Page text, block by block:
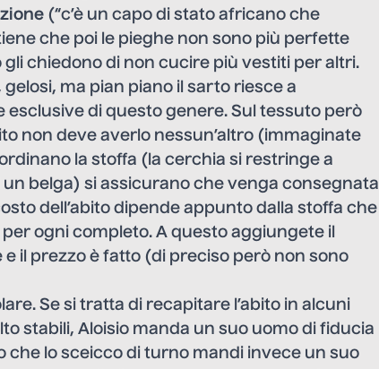
(“c’è un capo di stato africano che
che poi le pieghe non sono più perfette
chiedono di non cucire più vestiti per altri.
ma pian piano il sarto riesce a
di questo genere. Sul tessuto però
non deve averlo nessun’altro (immaginate
la stoffa (la cerchia si restringe a
belga) si assicurano che venga consegnata
dell’abito dipende appunto dalla stoffa che
ogni completo. A questo aggiungete il
il prezzo è fatto (di preciso però non sono
Se si tratta di recapitare l’abito in alcuni
stabili, Aloisio manda un suo uomo di fiducia
che lo sceicco di turno mandi invece un suo